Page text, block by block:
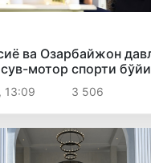
ва Озарбайжон
мотор спорти
очилишида иштирок
13:09 3 506